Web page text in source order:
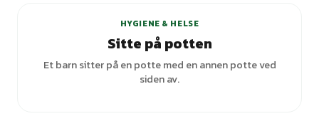
HYGIENE & HELSE
Sitte på potten
Et barn sitter på en potte med en annen potte ved
siden av.